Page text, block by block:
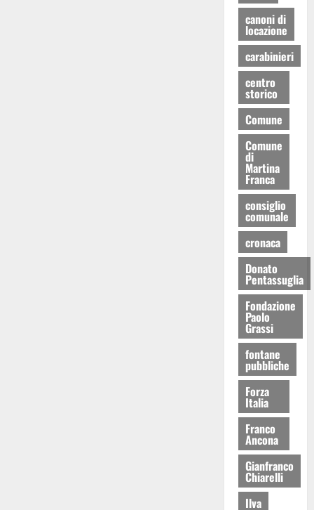
canoni di
locazione
carabinieri
centro
storico
Comune
Comune
di
Martina
Franca
consiglio
comunale
cronaca
Donato
Pentassuglia
Fondazione
Paolo
Grassi
fontane
pubbliche
Forza
Italia
Franco
Ancona
Gianfranco
Chiarelli
Ilva